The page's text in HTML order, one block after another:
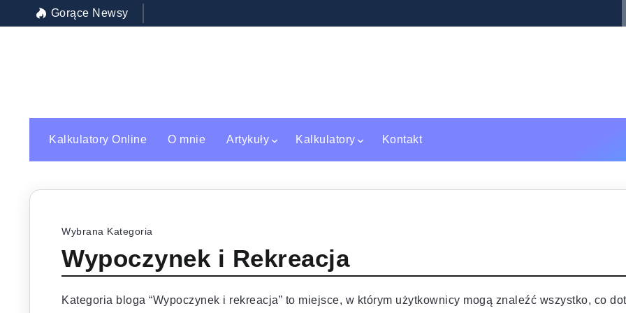
Gorące Newsy Polskie torebki skórzane – jak wybrać
Kalkulatory Online O mnie Artykuły Kalkulatory Kontakt
Wybrana Kategoria
Wypoczynek i Rekreacja
Kategoria bloga “Wypoczynek i rekreacja” to miejsce, w którym użytkownicy mogą znaleźć wszystko, co